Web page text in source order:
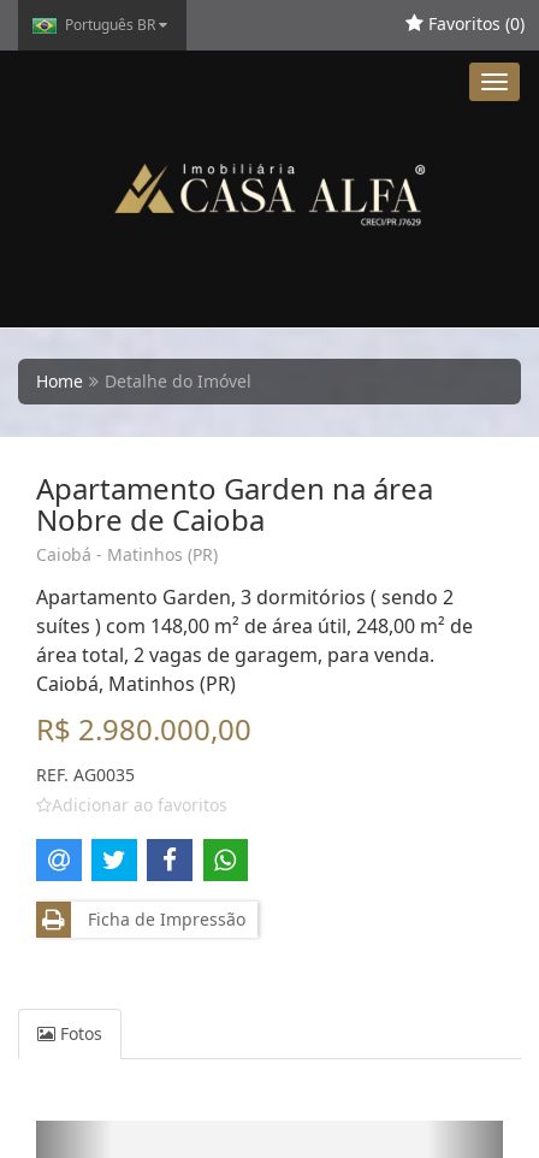
Português BR Favoritos (0)
Home Detalhe do Imóvel
Apartamento Garden na área
Nobre de Caioba
Caiobá - Matinhos (PR)
Apartamento Garden, 3 dormitórios ( sendo 2
suítes ) com 148,00 m² de área útil, 248,00 m² de
área total, 2 vagas de garagem, para venda.
Caiobá, Matinhos (PR)
R$ 2.980.000,00
REF. AG0035
Adicionar ao favoritos
Ficha de Impressão
Fotos